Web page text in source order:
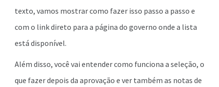
texto, vamos mostrar como fazer isso passo a passo e
com o link direto para a página do governo onde a lista
está disponível.
Além disso, você vai entender como funciona a seleção, o
que fazer depois da aprovação e ver também as notas de